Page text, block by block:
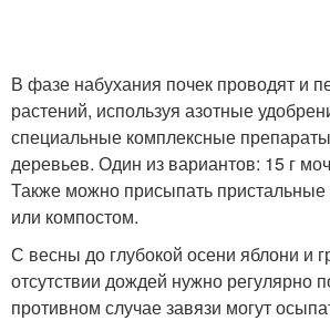
В фазе набухания почек проводят и
растений, используя азотные
специальные комплексные
деревьев. Один из вариантов: 15 г
Также можно присыпать пристальные
или компостом.
С весны до глубокой осени яблони и
отсутствии дождей нужно регулярно
противном случае завязи могут